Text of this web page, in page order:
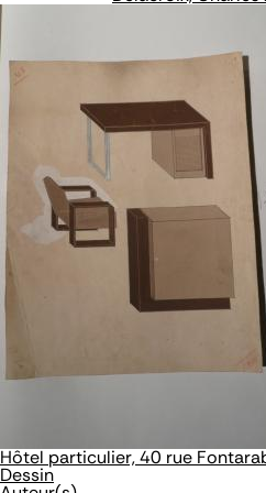
Hôtel particulier, 40 rue
Dessin